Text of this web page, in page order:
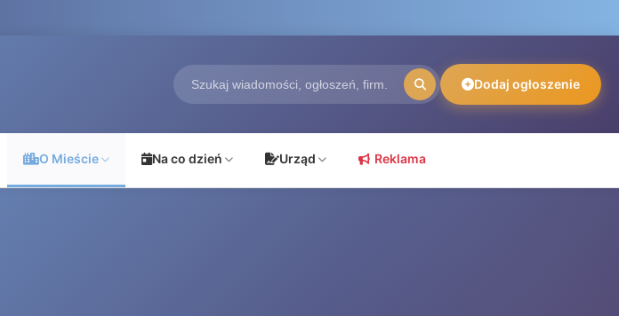
Dodaj ogłoszenie
O Mieście Na co dzień Urząd Reklama